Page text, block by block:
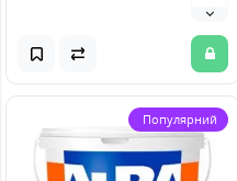
Популярний